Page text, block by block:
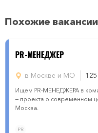
Похожие вакансии
PR-МЕНЕДЖЕР
в Москве и МО
Ищем PR-МЕНЕДЖЕРА в
— проекта о современном
Москва.
PR